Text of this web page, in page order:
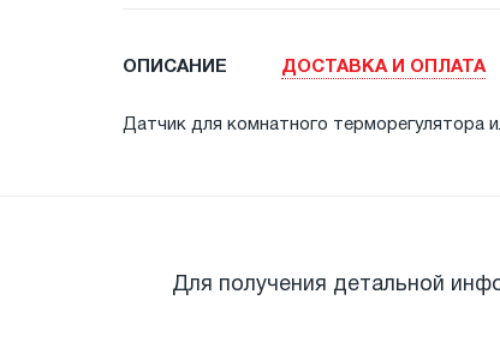
ОПИСАНИЕ ДОСТАВКА И ОПЛАТА
Датчик для комнатного терморегулятора
Для получения детальной